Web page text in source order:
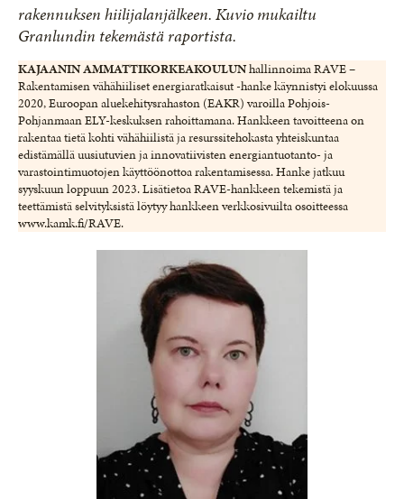
rakennuksen hiilijalanjälkeen. Kuvio mukailtu
Granlundin tekemästä raportista.
KAJAANIN AMMATTIKORKEAKOULUNhallinnoima RAVE –
Rakentamisen vähähiiliset energiaratkaisut -hanke käynnistyi elokuussa
2020, Euroopan aluekehitysrahaston (EAKR) varoilla Pohjois-
Pohjanmaan ELY-keskuksen rahoittamana. Hankkeen tavoitteena on
rakentaa tietä kohti vähähiilistä ja resurssitehokasta yhteiskuntaa
edistämällä uusiutuvien ja innovatiivisten energiantuotanto- ja
varastointimuotojen käyttöönottoa rakentamisessa. Hanke jatkuu
syyskuun loppuun 2023. Lisätietoa RAVE-hankkeen tekemistä ja
teettämistä selvityksistä löytyy hankkeen verkkosivuilta osoitteessa
www.kamk.fi/RAVE.